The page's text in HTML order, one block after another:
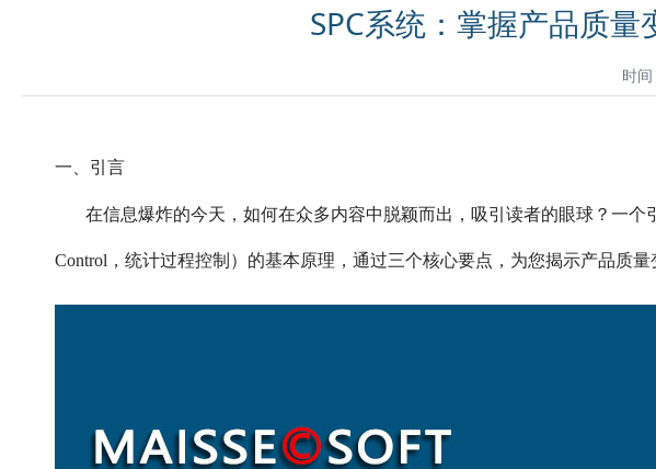
SPC系统：掌握产品质
时
一、引言
在信息爆炸的今天，如何在众多内容中脱颖而出，吸引读者的眼球？一
Control，统计过程控制）的基本原理，通过三个核心要点，为您揭示产品质量